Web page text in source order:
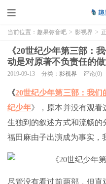
当前位置： 趣果弥音吧 > 影视界 >
《20世纪少年第三部：
动是对原著不负责任的
2019-09-13 分类： 影视界 评论(0)
《20世纪少年第三部：我们
纪少年》，原本并没有观看
生独到的叙述方式和流畅的
福田麻由子出演成为事实，
尽管没有看过前两部，但直